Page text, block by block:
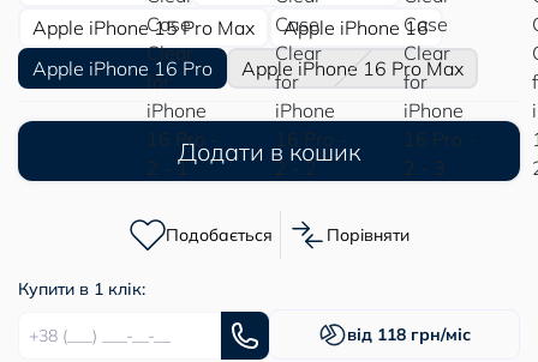
Apple iPhone 15 Pro Max
Apple iPhone 16
Apple iPhone 16 Pro
Apple iPhone 16 Pro Max
Додати в кошик
Подобається Порівняти
Купити в 1 клік:
від 118 грн/міс